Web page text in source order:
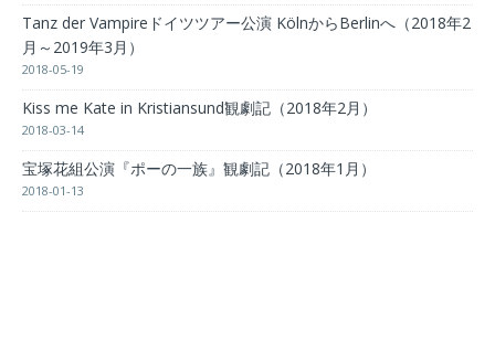
Tanz der Vampireドイツツアー公演 KölnからBerlinへ（2018年2
月～2019年3月）
2018-05-19
Kiss me Kate in Kristiansund観劇記（2018年2月）
2018-03-14
宝塚花組公演『ポーの一族』観劇記（2018年1月）
2018-01-13